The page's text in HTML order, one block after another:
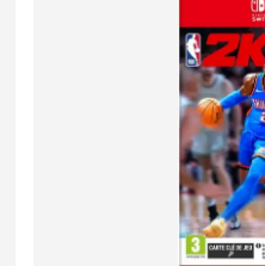
Chiffres de ventes
Nintendo Direct
Tests et previews